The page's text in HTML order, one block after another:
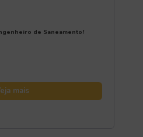
de Saneamento!
mais